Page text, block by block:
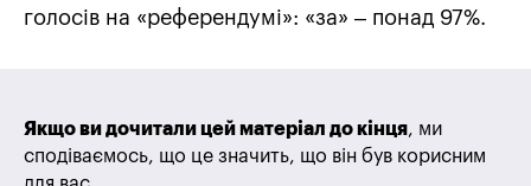
голосів на «референдумі»: «за» – понад 97%.
Якщо ви дочитали цей матеріал до кінця, ми
сподіваємось, що це значить, що він був корисним